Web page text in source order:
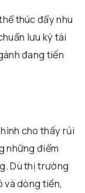
thúc đẩy nhu
lưu ký tài
đang tiến
cho thấy rủi
những điểm
Dù thị trường
và dòng tiền,